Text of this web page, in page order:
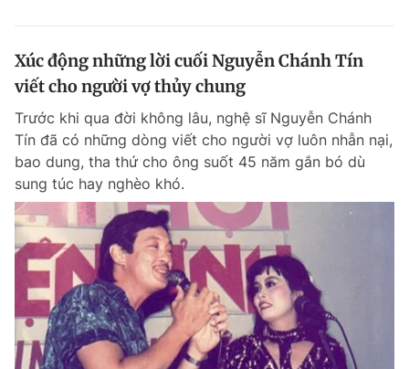
Xúc động những lời cuối Nguyễn Chánh Tín
viết cho người vợ thủy chung
Trước khi qua đời không lâu, nghệ sĩ Nguyễn Chánh
Tín đã có những dòng viết cho người vợ luôn nhẫn nại,
bao dung, tha thứ cho ông suốt 45 năm gắn bó dù
sung túc hay nghèo khó.